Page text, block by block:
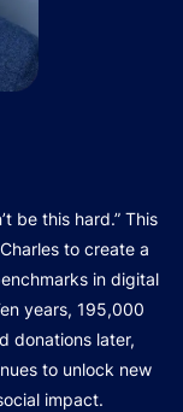
be this hard.” This
to create a
in digital
years, 195,000
donations later,
to unlock new
impact.